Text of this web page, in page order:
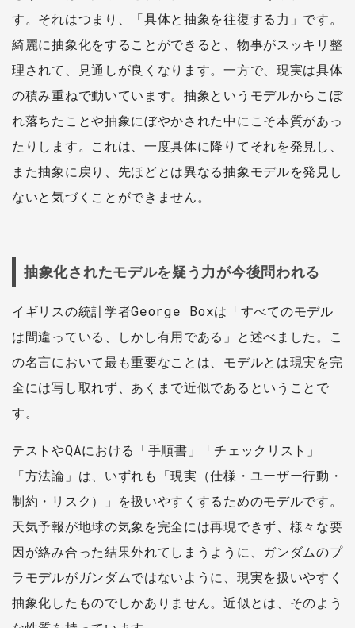
す。それはつまり、「具体と抽象を往復する力」です。
綺麗に抽象化をすることができると、物事がスッキリ整
理されて、見通しが良くなります。一方で、現実は具体
の積み重ねで動いています。抽象というモデルからこぼ
れ落ちたことや抽象にぼやかされた中にこそ本質があっ
たりします。これは、一度具体に降りてそれを発見し、
また抽象に戻り、先ほどとは異なる抽象モデルを発見し
ないと気づくことができません。
抽象化されたモデルを疑う力が今後問われる
イギリスの統計学者George Boxは「すべてのモデル
は間違っている、しかし有用である」と述べました。こ
の名言において最も重要なことは、モデルとは現実を完
全には写し取れず、あくまで近似であるということで
す。
テストやQAにおける「手順書」「チェックリスト」
「方法論」は、いずれも「現実（仕様・ユーザー行動・
制約・リスク）」を扱いやすくするためのモデルです。
天気予報が地球の気象を完全には再現できず、様々な要
因が絡み合った結果外れてしまうように、ガンダムのプ
ラモデルがガンダムではないように、現実を扱いやすく
抽象化したものでしかありません。近似とは、そのよう